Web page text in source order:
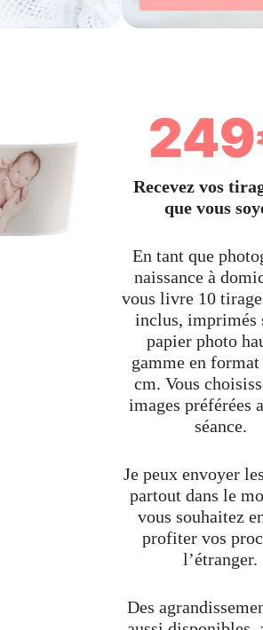
Recevez vos
que vous
En tant que
naissance à
vous livre 10
inclus, imprimés
papier photo
gamme en
cm. Vous
images préférées
séance.
Je peux envoyer
partout dans le
vous souhaitez
profiter vos
l’étranger.
Des